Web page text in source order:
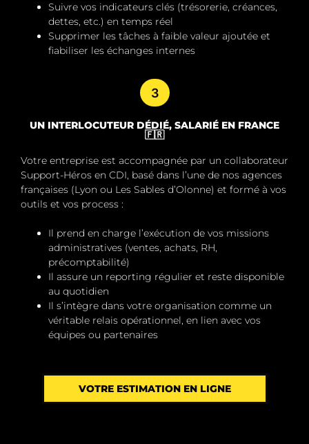
Suivre vos indicateurs clés (trésorerie, créances,
dettes, etc.) en temps réel
Supprimer les tâches à faible valeur ajoutée et
fiabiliser les échanges internes
3
UN INTERLOCUTEUR DÉDIÉ, SALARIÉ EN FRANCE
🇫🇷
Votre entreprise est accompagnée par un collaborateur
Support-Héros en CDI, basé dans l’une de nos agences
françaises (Lyon ou Les Sables d’Olonne) et formé à vos
outils et vos process :
Il prend en charge l’exécution de vos missions
administratives (ventes, achats, RH,
précomptabilité)
Il assure un reporting régulier et reste disponible
au quotidien
Il s’intègre dans votre organisation comme un
véritable relais opérationnel, en lien avec vos
équipes ou partenaires
VOTRE ESTIMATION EN LIGNE